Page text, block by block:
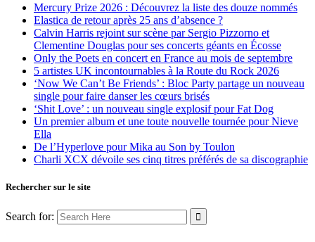
Mercury Prize 2026 : Découvrez la liste des douze nommés
Elastica de retour après 25 ans d’absence ?
Calvin Harris rejoint sur scène par Sergio Pizzorno et
Clementine Douglas pour ses concerts géants en Écosse
Only the Poets en concert en France au mois de septembre
5 artistes UK incontournables à la Route du Rock 2026
‘Now We Can’t Be Friends’ : Bloc Party partage un nouveau
single pour faire danser les cœurs brisés
‘Shit Love’ : un nouveau single explosif pour Fat Dog
Un premier album et une toute nouvelle tournée pour Nieve
Ella
De l’Hyperlove pour Mika au Son by Toulon
Charli XCX dévoile ses cinq titres préférés de sa discographie
Rechercher sur le site
Search for: